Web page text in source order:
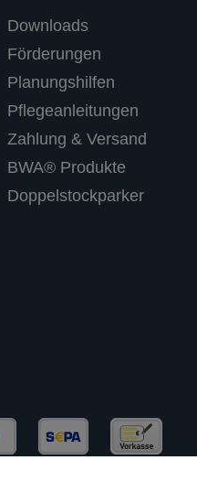
Downloads
Förderungen
Planungshilfen
Pflegeanleitungen
Zahlung & Versand
BWA® Produkte
Doppelstockparker